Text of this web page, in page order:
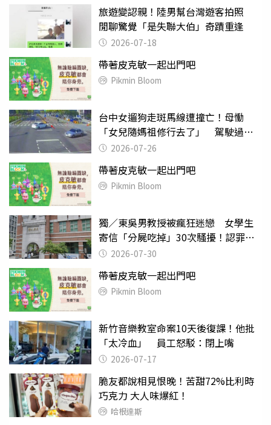
旅遊變認親！陸男幫台灣遊客拍照
閒聊驚覺「是失聯大伯」奇蹟重逢
2026-07-18
帶著皮克敏一起出門吧
Pikmin Bloom
台中女遛狗走斑馬線遭撞亡！母慟
「女兒隨媽祖修行去了」 駕駛過失
致死判9月
2026-07-26
帶著皮克敏一起出門吧
Pikmin Bloom
獨／東吳男教授被瘋狂迷戀 女學生
寄信「分屍吃掉」30次騷擾！認罪免
關 2026-07-30
帶著皮克敏一起出門吧
Pikmin Bloom
新竹音樂教室命案10天後復課！他批
「太冷血」 員工怒駁：閉上嘴
2026-07-17
脆友都說相見恨晚！苦甜72%比利時
巧克力 大人味爆紅！
哈根達斯